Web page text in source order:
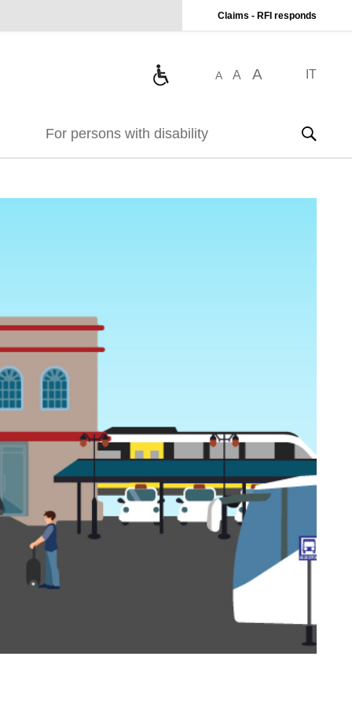
Claims - RFI responds
A A A IT
For persons with disability